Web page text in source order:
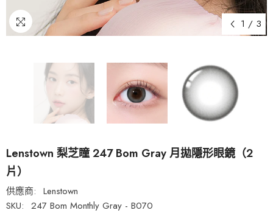
1 / 3
Lenstown 梨芝瞳 247 Bom Gray 月拋隱形眼鏡（2
片）
供應商: Lenstown
SKU: 247 Bom Monthly Gray - B070